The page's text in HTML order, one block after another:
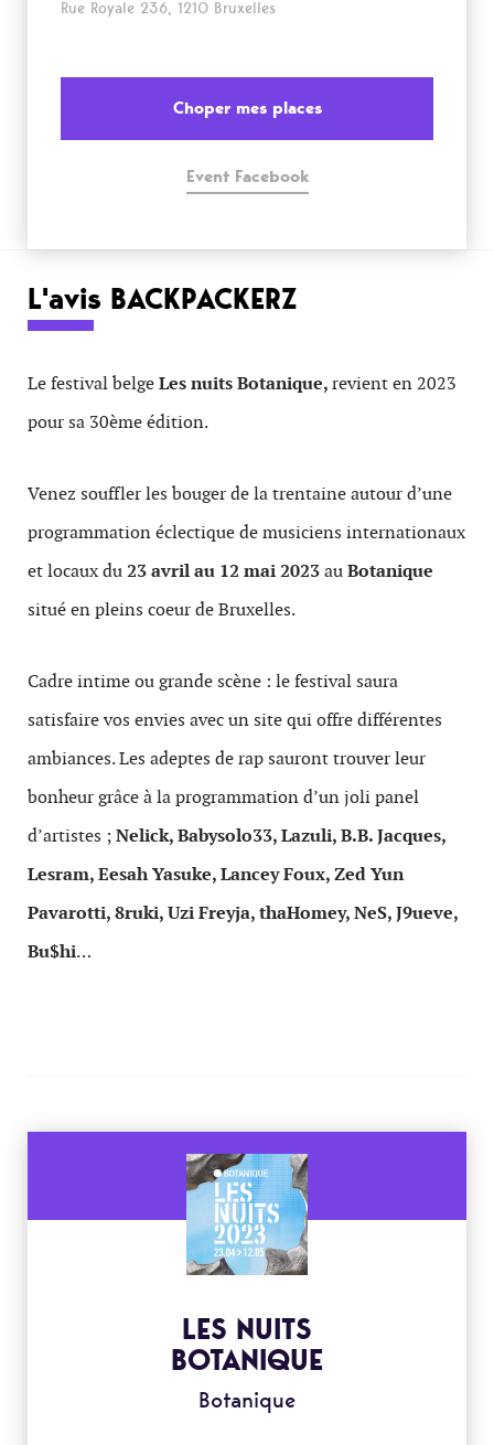
Rue Royale 236, 1210 Bruxelles
Choper mes places
Event Facebook
L'avis BACKPACKERZ
Le festival belgeLes nuits Botanique,revient en 2023
pour sa 30ème édition.
Venez souffler les bouger de la trentaine autour d’une
programmation éclectique de musiciens internationaux
et locaux du23 avril au 12 mai 2023auBotanique
situé en pleins coeur de Bruxelles.
Cadre intime ou grande scène : le festival saura
satisfaire vos envies avec un site qui offre différentes
ambiances. Les adeptes de rap sauront trouver leur
bonheur grâce à la programmation d’un joli panel
d’artistes ;Nelick, Babysolo33, Lazuli, B.B. Jacques,
Lesram, Eesah Yasuke, Lancey Foux, Zed Yun
Pavarotti, 8ruki, Uzi Freyja, thaHomey, NeS, J9ueve,
Bu$hi…
LES NUITS
BOTANIQUE
Botanique